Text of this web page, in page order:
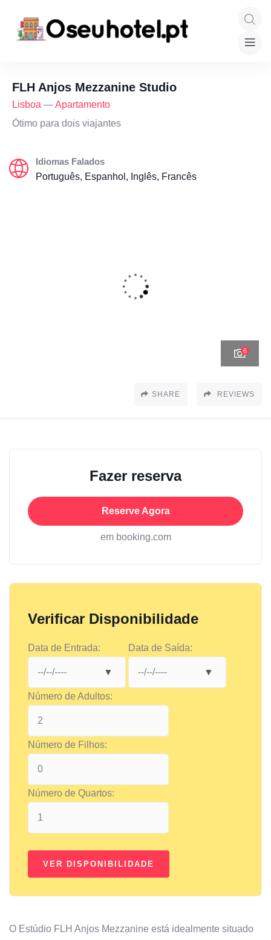
FLH Anjos Mezzanine Studio
Lisboa —Apartamento
Ótimo para dois viajantes
Idiomas Falados
Português, Espanhol, Inglês, Francês
6
SHARE REVIEWS
Fazer reserva
Reserve Agora
em booking.com
Verificar Disponibilidade
Data de Entrada: Data de Saída:
Número de Adultos:
Número de Filhos:
Número de Quartos:
O Estúdio FLH Anjos Mezzanine está idealmente situado